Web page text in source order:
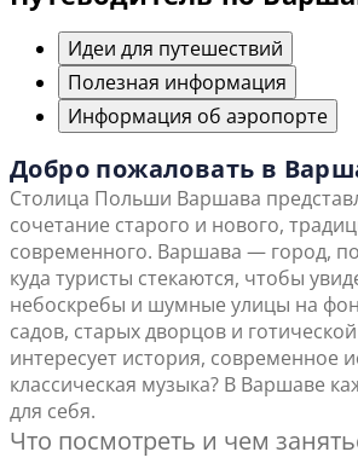
Идеи для путешествий
Полезная информация
Информация об аэропорте
Добро пожаловать в
Столица Польши Варшава
сочетание старого и нового,
современного. Варшава — город,
куда туристы стекаются, чтобы
небоскребы и шумные улицы на
садов, старых дворцов и
интересует история, современное
классическая музыка? В Варшаве
для себя.
Что посмотреть и чем